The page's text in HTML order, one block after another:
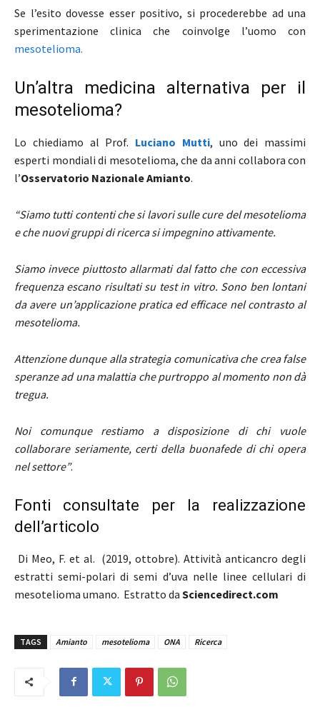
Se l’esito dovesse esser positivo, si procederebbe ad una
sperimentazione clinica che coinvolge l’uomo con
mesotelioma.
Un’altra medicina alternativa per il
mesotelioma?
Lo chiediamo al Prof. Luciano Mutti, uno dei massimi
esperti mondiali di mesotelioma, che da anni collabora con
l’Osservatorio Nazionale Amianto.
“Siamo tutti contenti che si lavori sulle cure del mesotelioma
e che nuovi gruppi di ricerca si impegnino attivamente.
Siamo invece piuttosto allarmati dal fatto che con eccessiva
frequenza escano risultati su test in vitro. Sono ben lontani
da avere un’applicazione pratica ed efficace nel contrasto al
mesotelioma.
Attenzione dunque alla strategia comunicativa che crea false
speranze ad una malattia che purtroppo al momento non dà
tregua.
Noi comunque restiamo a disposizione di chi vuole
collaborare seriamente, certi della buonafede di chi opera
nel settore”.
Fonti consultate per la realizzazione
dell’articolo
Di Meo, F. et al. (2019, ottobre). Attività anticancro degli
estratti semi-polari di semi d’uva nelle linee cellulari di
mesotelioma umano. Estratto da Sciencedirect.com
TAGS Amianto mesotelioma ONA Ricerca